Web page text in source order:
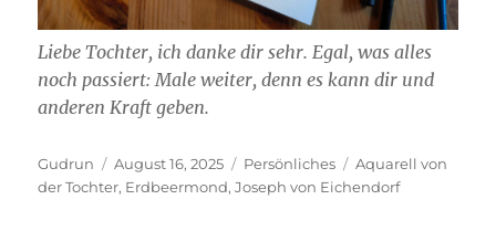
Liebe Tochter, ich danke dir sehr. Egal, was alles
noch passiert: Male weiter, denn es kann dir und
anderen Kraft geben.
Autor
Gudrun
Veröffentlicht
am
August 16, 2025 Kategorien
Persönliches Schlagwörter
Aquarell von
der Tochter, Erdbeermond,Joseph von Eichendorf